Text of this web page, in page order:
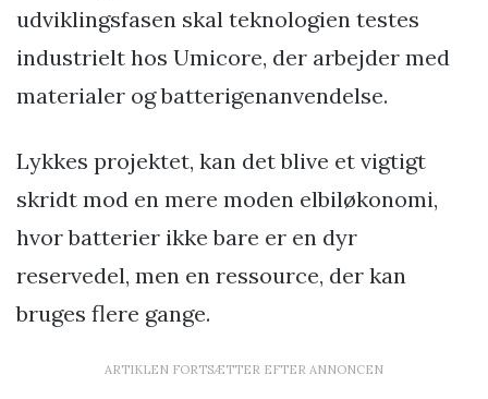
udviklingsfasen skal teknologien testes
industrielt hos Umicore, der arbejder med
materialer og batterigenanvendelse.
Lykkes projektet, kan det blive et vigtigt
skridt mod en mere moden elbiløkonomi,
hvor batterier ikke bare er en dyr
reservedel, men en ressource, der kan
bruges flere gange.
ARTIKLEN FORTSÆTTER EFTER ANNONCEN